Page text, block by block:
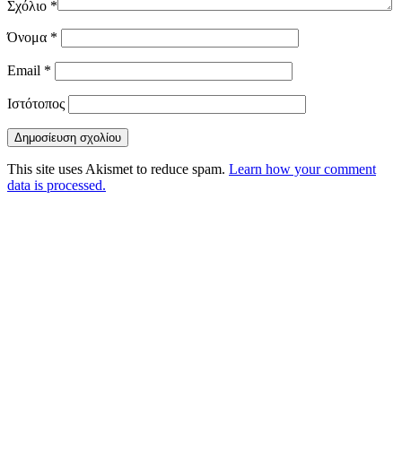
Σχόλιο *
Όνομα *
Email *
Ιστότοπος
This site uses Akismet to reduce spam. Learn how your comment
data is processed.